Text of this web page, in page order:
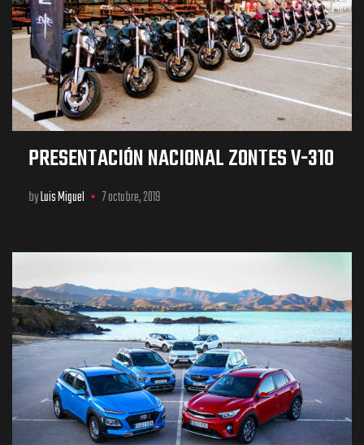
PRESENTACIÓN NACIONAL ZONTES V-310
byLuis Miguel 7 octubre, 2019